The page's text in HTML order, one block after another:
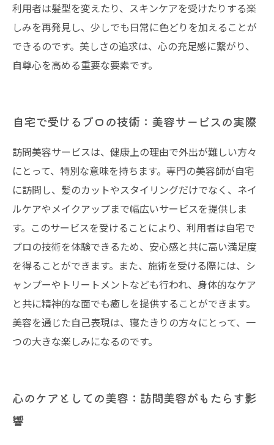
利用者は髪型を変えたり、スキンケアを受けたりする楽
しみを再発見し、少しでも日常に色どりを加えることが
できるのです。美しさの追求は、心の充足感に繋がり、
自尊心を高める重要な要素です。
自宅で受けるプロの技術：美容サービスの実際
訪問美容サービスは、健康上の理由で外出が難しい方々
にとって、特別な意味を持ちます。専門の美容師が自宅
に訪問し、髪のカットやスタイリングだけでなく、ネイ
ルケアやメイクアップまで幅広いサービスを提供しま
す。このサービスを受けることにより、利用者は自宅で
プロの技術を体験できるため、安心感と共に高い満足度
を得ることができます。また、施術を受ける際には、シ
ャンプーやトリートメントなども行われ、身体的なケア
と共に精神的な面でも癒しを提供することができます。
美容を通じた自己表現は、寝たきりの方々にとって、一
つの大きな楽しみになるのです。
心のケアとしての美容：訪問美容がもたらす影
響